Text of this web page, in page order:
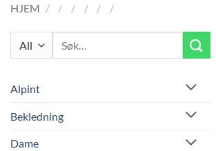
HJEM / / / / / /
Alpint
Bekledning
Dame